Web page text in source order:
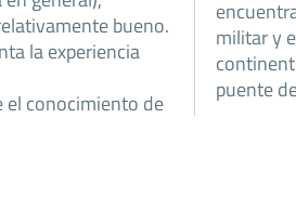
bueno.
la experiencia
el conocimiento de
militar y
puente